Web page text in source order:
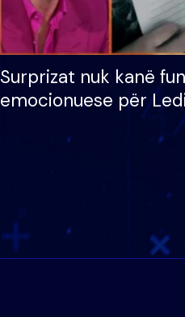
Surprizat nuk kanë
emocionuese për
nëna dhe fëmijët e
nuk i mban dot lotët: